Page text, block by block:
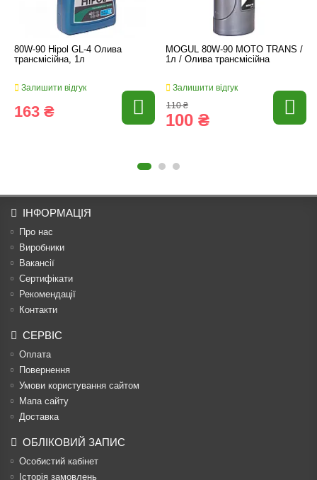
80W-90 Hipol GL-4 Олива
трансмісійна, 1л
Залишити відгук
163 ₴
MOGUL 80W-90 MOTO TRANS /
1л / Олива трансмісійна
Залишити відгук
110 ₴
100 ₴
ІНФОРМАЦІЯ
Про нас
Виробники
Вакансії
Сертифікати
Рекомендації
Контакти
СЕРВІС
Оплата
Повернення
Умови користування сайтом
Мапа сайту
Доставка
ОБЛІКОВИЙ ЗАПИС
Особистий кабінет
Історія замовлень